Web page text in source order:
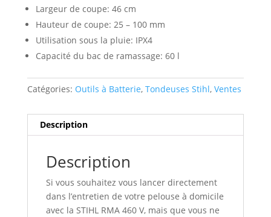
Largeur de coupe: 46 cm
Hauteur de coupe: 25 – 100 mm
Utilisation sous la pluie: IPX4
Capacité du bac de ramassage: 60 l
Catégories: Outils à Batterie, Tondeuses Stihl, Ventes
Description
Description
Si vous souhaitez vous lancer directement
dans l’entretien de votre pelouse à domicile
avec la STIHL RMA 460 V, mais que vous ne